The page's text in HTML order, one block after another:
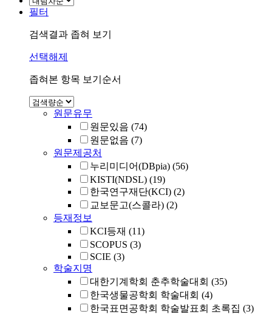
필터
검색결과 좁혀 보기
선택해제
좁혀본 항목 보기순서
원문유무
원문있음 (74)
원문없음 (7)
원문제공처
누리미디어(DBpia) (56)
KISTI(NDSL) (19)
한국연구재단(KCI) (2)
교보문고(스콜라) (2)
등재정보
KCI등재 (11)
SCOPUS (3)
SCIE (3)
학술지명
대한기계학회 춘추학술대회 (35)
한국생물공학회 학술대회 (4)
한국표면공학회 학술발표회 초록집 (3)